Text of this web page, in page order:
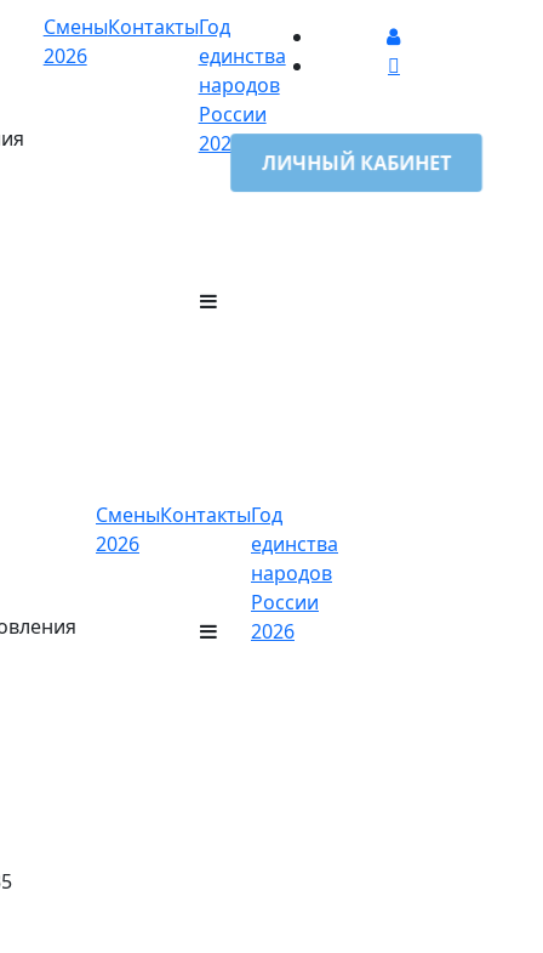
Смены
2026
КонтактыГод
единства
народов
России
2026
Смены
2026
КонтактыГод
единства
народов
России
2026
ЛИЧНЫЙ КАБИНЕТ